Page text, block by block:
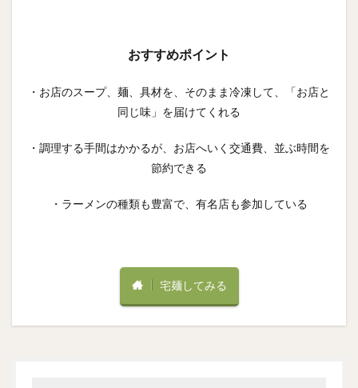
おすすめポイント
・お店のスープ、麺、具材を、そのまま冷凍して、「お店と
同じ味」を届けてくれる
・調理する手間はかかるが、お店へいく交通費、並ぶ時間を
節約できる
・ラーメンの種類も豊富で、有名店も参加している
宅麺してみる